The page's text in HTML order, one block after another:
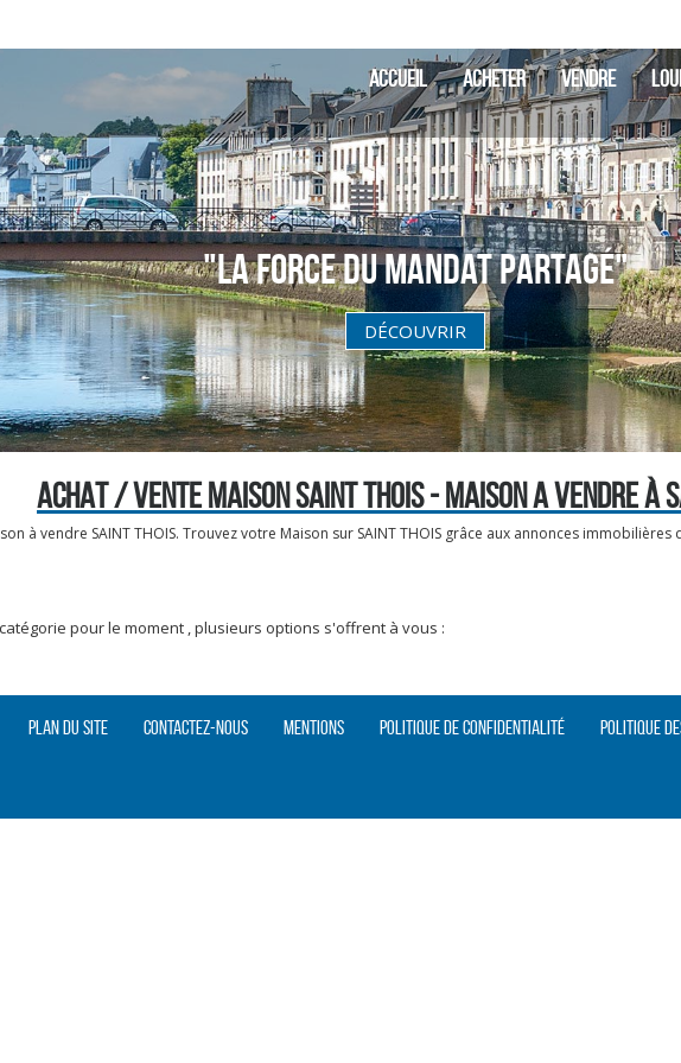
ACCUEIL ACHETER VENDRE
"La Force du Mandat partagé"
DÉCOUVRIR
ACHAT / VENTE MAISON SAINT THOIS - MAISON A VENDRE À
à vendre SAINT THOIS. Trouvez votre Maison sur SAINT THOIS grâce aux annonces immobilières
pour le moment , plusieurs options s'offrent à vous :
Plan du site Contactez-nous Mentions Politique de confidentialité Politique